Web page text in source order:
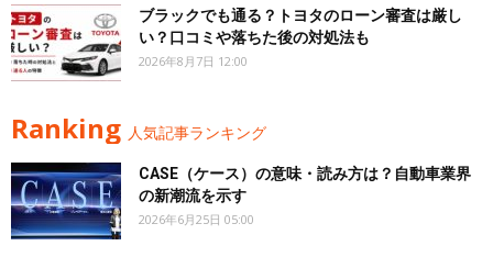
ブラックでも通る？トヨタのローン審査は厳し
い？口コミや落ちた後の対処法も
2026年8月7日 12:00
Ranking 人気記事ランキング
CASE（ケース）の意味・読み方は？自動車業界
の新潮流を示す
2026年6月25日 05:00